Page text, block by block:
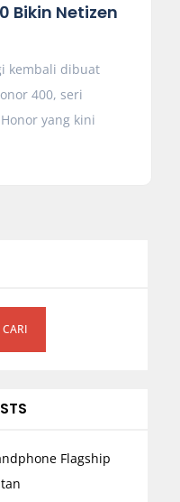
Bikin Netizen
kembali dibuat
400, seri
yang kini
CARI
Flagship